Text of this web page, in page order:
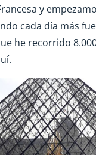
y
cada día más
he recorrido